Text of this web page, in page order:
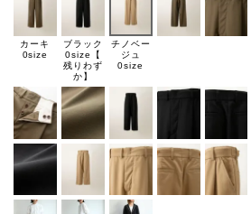
カーキ
0size
ブラック
0size【
残りわず
か】
チノベー
ジュ
0size